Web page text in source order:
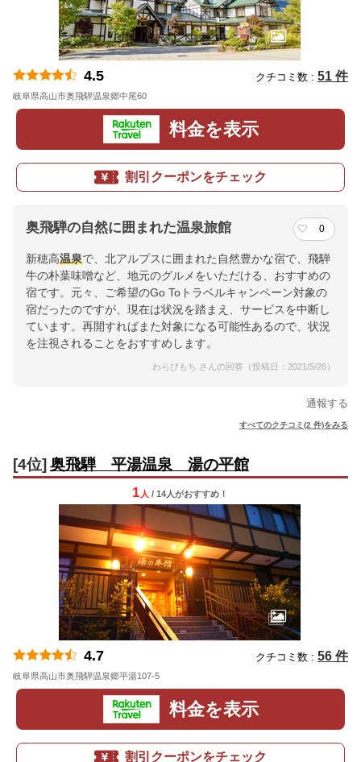
4.5 クチコミ数 : 51 件
岐阜県高山市奥飛騨温泉郷中尾60
料金を表示
割引クーポンをチェック
奥飛騨の自然に囲まれた温泉旅館 0
新穂高温泉で、北アルプスに囲まれた自然豊かな宿で、飛騨
牛の朴葉味噌など、地元のグルメをいただける、おすすめの
宿です。元々、ご希望のGo Toトラベルキャンペーン対象の
宿だったのですが、現在は状況を踏まえ、サービスを中断し
ています。再開すればまた対象になる可能性あるので、状況
を注視されることをおすすめします。
わらびもち さんの回答（投稿日：2021/5/26）
通報する
すべてのクチコミ(2 件)をみる
[4位] 奥飛騨 平湯温泉 湯の平館
1 人 / 14人がおすすめ！
4.7 クチコミ数 : 56 件
岐阜県高山市奥飛騨温泉郷平湯107-5
料金を表示
割引クーポンをチェック